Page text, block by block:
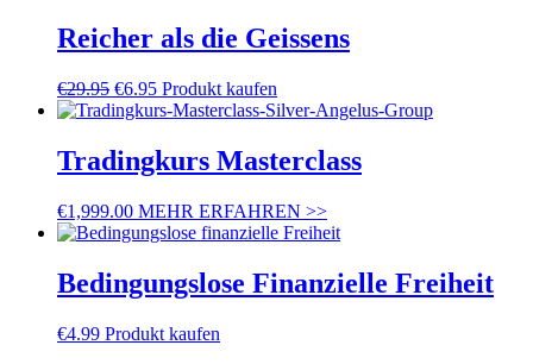
Reicher als die Geissens
€29.95 €6.95 Produkt kaufen
Tradingkurs Masterclass
€1,999.00 MEHR ERFAHREN >>
Bedingungslose Finanzielle Freiheit
€4.99 Produkt kaufen